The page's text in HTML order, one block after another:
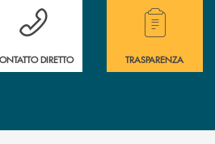
delle filiali .
Hai bisogno di assistenza immediata?
DIRETTO
Hai bisogno di
TRASPARENZA